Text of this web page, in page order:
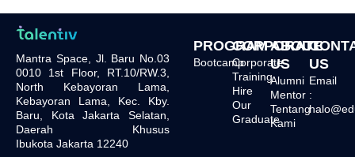
Mantra Space, Jl. Baru No.03
0010 1st Floor, RT.10/RW.3,
North Kebayoran Lama,
Kebayoran Lama, Kec. Kby.
Baru, Kota Jakarta Selatan,
Daerah Khusus
Ibukota Jakarta 12240
PROGRAM
Bootcamp
CORPORATE
Corporate
Training
Hire
Our
Graduate
ABOUT
US
Alumni
Mentor
Tentang
Kami
US
Email
: